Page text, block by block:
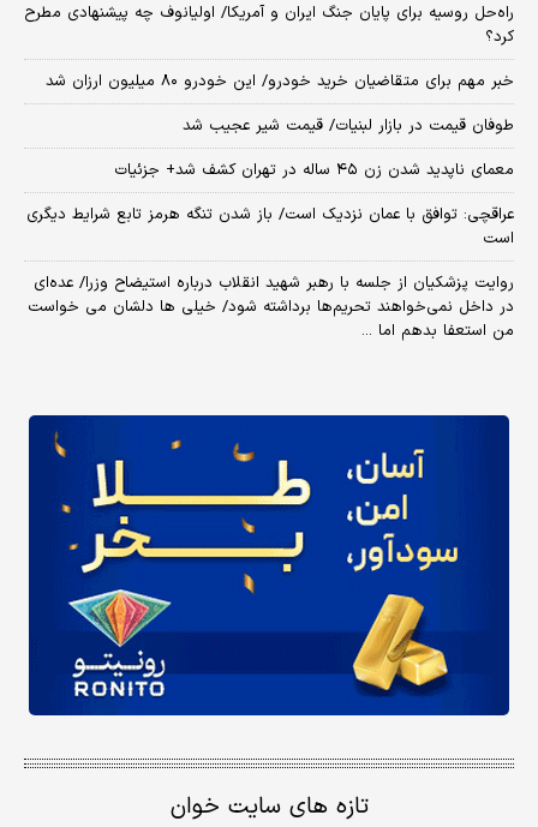
راه‌حل روسیه برای پایان جنگ ایران و آمریکا/ اولیانوف چه پیشنهادی مطرح
کرد؟
خبر مهم برای متقاضیان خرید خودرو/ این خودرو ۸۰ میلیون ارزان شد
طوفان قیمت در بازار لبنیات/ قیمت شیر عجیب شد
معمای ناپدید شدن زن ۴۵ ساله در تهران کشف شد+ جزئیات
عراقچی: توافق با عمان نزدیک است/ باز شدن تنگه هرمز تابع شرایط دیگری
است
روایت پزشکیان از جلسه با رهبر شهید انقلاب درباره استیضاح وزرا/ عده‌ای
در داخل نمی‌خواهند تحریم‌ها برداشته شود/ خیلی ها دلشان می خواست
من استعفا بدهم اما ...
تازه های سایت خوان